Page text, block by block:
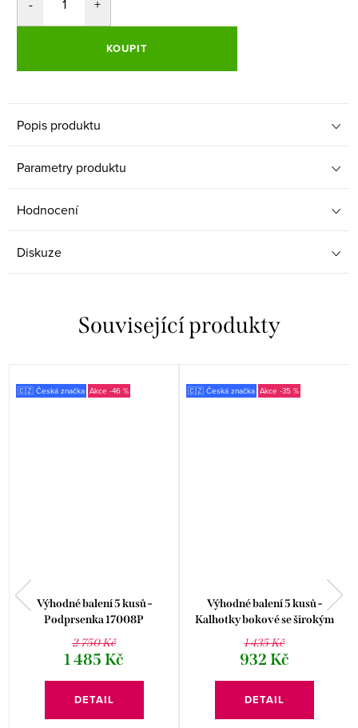
KOUPIT
Popis produktu
Parametry produktu
Hodnocení
Diskuze
Související produkty
🇨🇿 Česká značka -46 %
Výhodné balení 5 kusů -
Podprsenka 17008P
2 750 Kč
1 485 Kč
DETAIL
🇨🇿 Česká značka -35 %
Výhodné balení 5 kusů -
Kalhotky bokové se širokým
bokem kolekce Disco 18 16178P
1 435 Kč
932 Kč
DETAIL